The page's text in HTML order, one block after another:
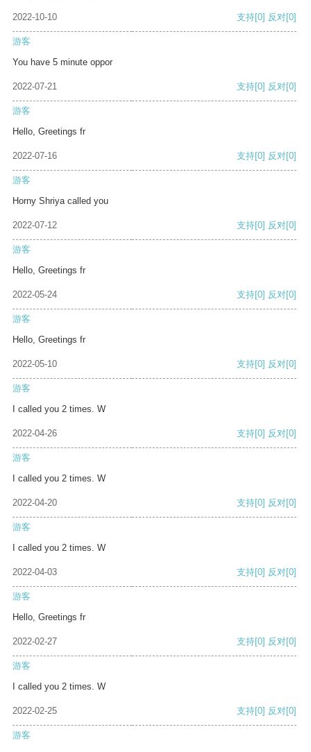
2022-10-10 支持[0] 反对[0]
游客
You have 5 minute oppor
2022-07-21 支持[0] 反对[0]
游客
Hello, Greetings fr
2022-07-16 支持[0] 反对[0]
游客
Horny Shriya called you
2022-07-12 支持[0] 反对[0]
游客
Hello, Greetings fr
2022-05-24 支持[0] 反对[0]
游客
Hello, Greetings fr
2022-05-10 支持[0] 反对[0]
游客
I called you 2 times. W
2022-04-26 支持[0] 反对[0]
游客
I called you 2 times. W
2022-04-20 支持[0] 反对[0]
游客
I called you 2 times. W
2022-04-03 支持[0] 反对[0]
游客
Hello, Greetings fr
2022-02-27 支持[0] 反对[0]
游客
I called you 2 times. W
2022-02-25 支持[0] 反对[0]
游客